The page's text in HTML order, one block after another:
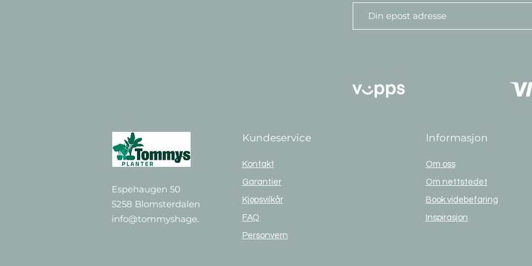
Espehaugen 50
5258 Blomsterdalen
info@tommyshage.no
Kundeservice
Kontakt
Garantier
Kjøpsvilkår
FAQ
Personvern
Informasjon
Om oss
Om nettstedet
Book videbefaring
Inspirasjon